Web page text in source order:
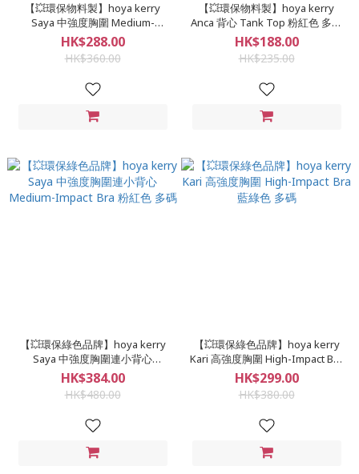
【💥環保物料製】hoya kerry
Saya 中強度胸圍 Medium-
Impact Bra 黑色 環保物料製 多碼
HK$288.00
HK$360.00
【💥環保物料製】hoya kerry
Anca 背心 Tank Top 粉紅色 多碼
環保綠色品牌
HK$188.00
HK$235.00
【💥環保綠色品牌】hoya kerry
Saya 中強度胸圍連小背心
Medium-Impact Bra 粉紅色 多碼
HK$384.00
HK$480.00
【💥環保綠色品牌】hoya kerry
Kari 高強度胸圍 High-Impact Bra
藍綠色 多碼
HK$299.00
HK$380.00